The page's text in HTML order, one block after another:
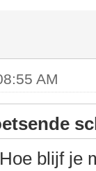
AM
blijf je